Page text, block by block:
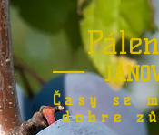
Časy se
dobré